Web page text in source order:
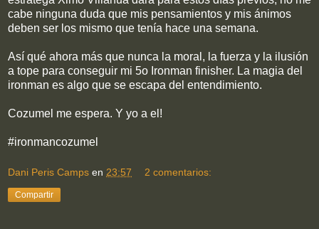
cabe ninguna duda que mis pensamientos y mis ánimos
deben ser los mismo que tenía hace una semana.
Así qué ahora más que nunca la moral, la fuerza y la ilusión
a tope para conseguir mi 5o Ironman finisher. La magia del
ironman es algo que se escapa del entendimiento.
Cozumel me espera. Y yo a el!
#ironmancozumel
Dani Peris Camps en 23:57 2 comentarios:
Compartir